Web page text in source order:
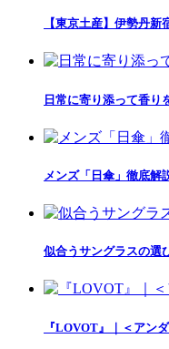
【東京土産】伊勢丹
日常に寄り添って香り
メンズ「日傘」徹底解
似合うサングラスの選
『LOVOT』｜＜アン